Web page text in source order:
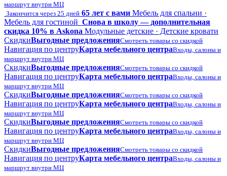
маршрут внутри МЦ
Закончится через 25 дней 65 лет с вами Мебель для спальни ·
Мебель для гостиной Снова в школу — дополнительная
скидка 10% в Askona Модульные детские · Детские кровати
СкидкиВыгодные предложенияСмотреть товары со скидкой
Навигация по центруКарта мебельного центраВходы, салоны и
маршрут внутри МЦ
СкидкиВыгодные предложенияСмотреть товары со скидкой
Навигация по центруКарта мебельного центраВходы, салоны и
маршрут внутри МЦ
СкидкиВыгодные предложенияСмотреть товары со скидкой
Навигация по центруКарта мебельного центраВходы, салоны и
маршрут внутри МЦ
СкидкиВыгодные предложенияСмотреть товары со скидкой
Навигация по центруКарта мебельного центраВходы, салоны и
маршрут внутри МЦ
СкидкиВыгодные предложенияСмотреть товары со скидкой
Навигация по центруКарта мебельного центраВходы, салоны и
маршрут внутри МЦ